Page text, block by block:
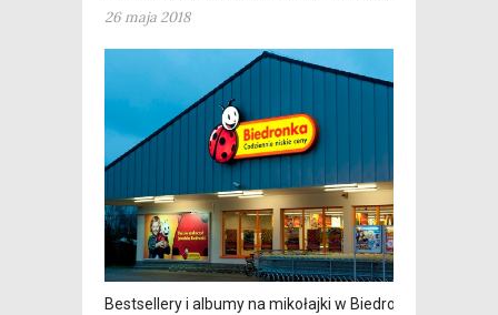
26 maja 2018
Bestsellery i albumy na mikołajki w Biedronce